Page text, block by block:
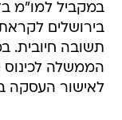
במקביל למו"מ
בירושלים
תשובה חיובית.
הממשלה לכינוס
לאישור העסקה